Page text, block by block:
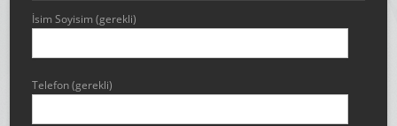
İsim Soyisim (gerekli)
Telefon (gerekli)